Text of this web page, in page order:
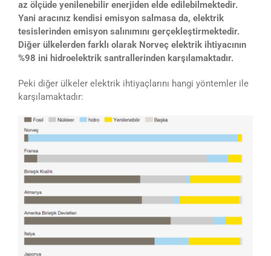
az ölçüde yenilenebilir enerjiden elde edilebilmektedir.
Yani aracınız kendisi emisyon salmasa da, elektrik
tesislerinden emisyon salınımını gerçekleştirmektedir.
Diğer ülkelerden farklı olarak Norveç elektrik ihtiyacının
%98 ini hidroelektrik santrallerinden karşılamaktadır.
Peki diğer ülkeler elektrik ihtiyaçlarını hangi yöntemler ile
karşılamaktadır: